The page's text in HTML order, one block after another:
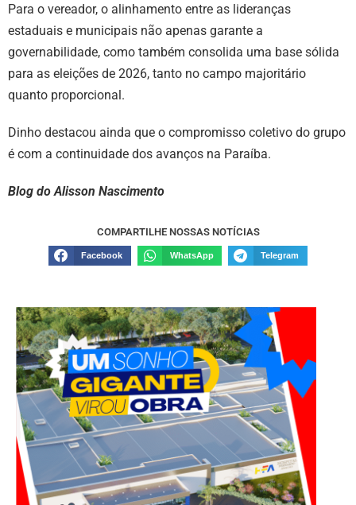
Para o vereador, o alinhamento entre as lideranças
estaduais e municipais não apenas garante a
governabilidade, como também consolida uma base sólida
para as eleições de 2026, tanto no campo majoritário
quanto proporcional.
Dinho destacou ainda que o compromisso coletivo do grupo
é com a continuidade dos avanços na Paraíba.
Blog do Alisson Nascimento
COMPARTILHE NOSSAS NOTÍCIAS
Facebook WhatsApp Telegram